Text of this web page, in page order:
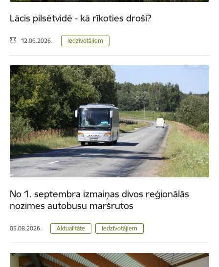
Lācis pilsētvidē - kā rīkoties droši?
12.06.2026. Iedzīvotājiem
No 1. septembra izmaiņas divos reģionālās
nozīmes autobusu maršrutos
05.08.2026. Aktualitāte Iedzīvotājiem